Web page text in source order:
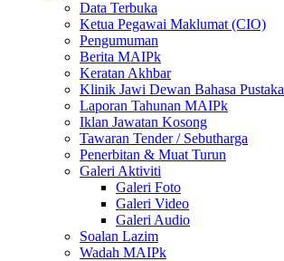
Data Terbuka
Ketua Pegawai Maklumat (CIO)
Pengumuman
Berita MAIPk
Keratan Akhbar
Klinik Jawi Dewan Bahasa Pustaka
Laporan Tahunan MAIPk
Iklan Jawatan Kosong
Tawaran Tender / Sebutharga
Penerbitan & Muat Turun
Galeri Aktiviti
Galeri Foto
Galeri Video
Galeri Audio
Soalan Lazim
Wadah MAIPk